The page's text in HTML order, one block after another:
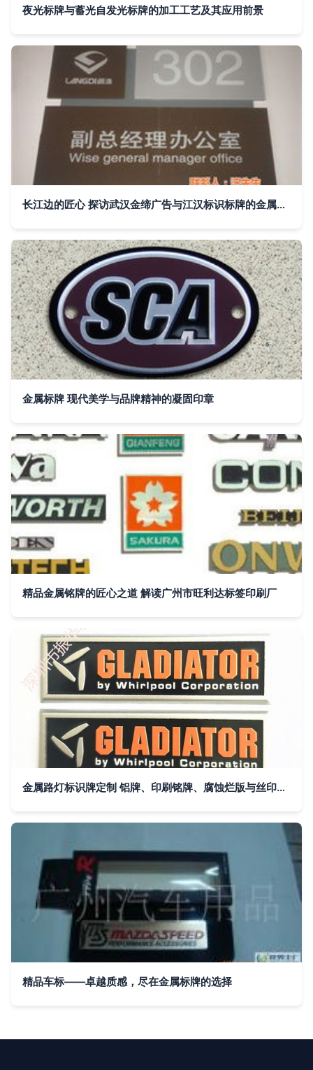
夜光标牌与蓄光自发光标牌的加工工艺及其应用前景
长江边的匠心 探访武汉金缔广告与江汉标识标牌的金属牌艺术
金属标牌 现代美学与品牌精神的凝固印章
精品金属铭牌的匠心之道 解读广州市旺利达标签印刷厂
金属路灯标识牌定制 铝牌、印刷铭牌、腐蚀烂版与丝印UV商标的综合指南
精品车标——卓越质感，尽在金属标牌的选择